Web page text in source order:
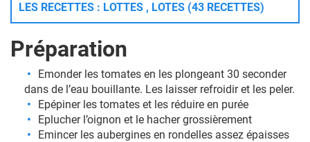
LES RECETTES : LOTTES , LOTES (43 RECETTES)
Préparation
Emonder les tomates en les plongeant 30 seconder
dans de l’eau bouillante. Les laisser refroidir et les peler.
Epépiner les tomates et les réduire en purée
Eplucher l’oignon et le hacher grossièrement
Emincer les aubergines en rondelles assez épaisses